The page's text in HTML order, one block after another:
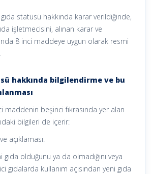
gıda statüsü hakkında karar verildiğinde,
işletmecisini, alınan karar ve
8 inci maddeye uygun olarak resmi
hakkında bilgilendirme ve bu
maddenin beşinci fıkrasında yer alan
bilgileri de içerir:
açıklaması.
gıda olduğunu ya da olmadığını veya
gıdalarda kullanım açısından yeni gıda